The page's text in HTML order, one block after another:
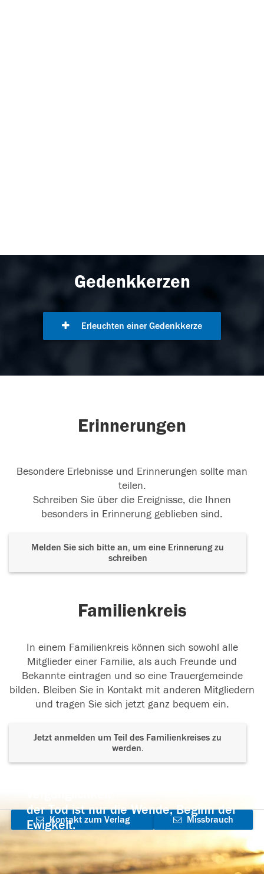
Gedenkkerzen
Erleuchten einer Gedenkkerze
Erinnerungen
Besondere Erlebnisse und Erinnerungen sollte man
teilen.
Schreiben Sie über die Ereignisse, die Ihnen
besonders in Erinnerung geblieben sind.
Melden Sie sich bitte an, um eine Erinnerung zu
schreiben
Familienkreis
In einem Familienkreis können sich sowohl alle
Mitglieder einer Familie, als auch Freunde und
Bekannte eintragen und so eine Trauergemeinde
bilden. Bleiben Sie in Kontakt mit anderen Mitgliedern
und tragen Sie sich jetzt ganz bequem ein.
Jetzt anmelden um Teil des Familienkreises zu
werden.
der Tod ist nur die Wende, Beginn der
Ewigkeit.
Kontakt zum Verlag
aufnehmen
Missbrauch